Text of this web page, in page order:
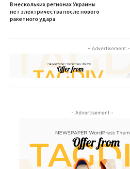
В нескольких регионах Украины
нет электричества после нового
ракетного удара
- Advertisement -
- Advertisement -